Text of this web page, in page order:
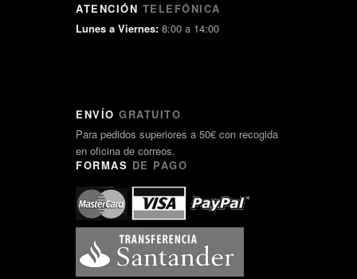
ATENCIÓN TELEFÓNICA
Lunes a Viernes: 8:00 a 14:00
ENVÍO GRATUITO
Para pedidos superiores a 50€ con recogida
en oficina de correos.
FORMAS DE PAGO